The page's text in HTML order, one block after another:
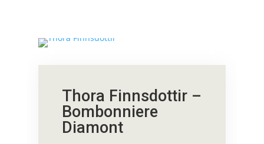
Thora Finnsdottir –
Bombonniere
Diamont